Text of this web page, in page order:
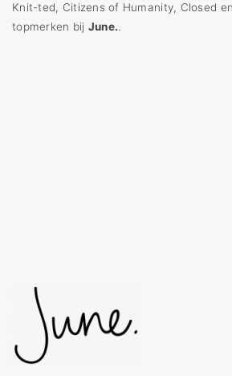
Knit-ted, Citizens of Humanity, Closed
topmerken bij June..